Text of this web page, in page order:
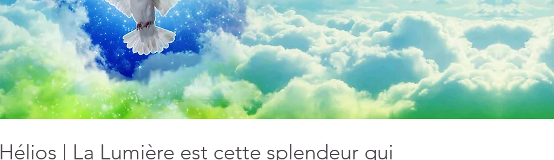
Hélios | La Lumière est cette splendeur qui